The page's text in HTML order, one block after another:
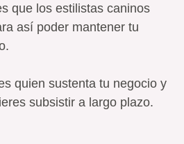
que los estilistas caninos
así poder mantener tu
quien sustenta tu negocio y
subsistir a largo plazo.